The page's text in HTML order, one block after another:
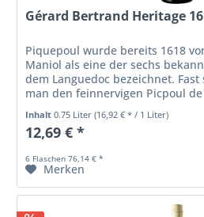
Gérard Bertrand Heritage
Piquepoul wurde bereits 1618
Maniol als eine der sechs
dem Languedoc bezeichnet.
man den feinnervigen Picpoul
um die Muscheln und Austern...
Inhalt0.75 Liter(16,92 € * / 1 Liter)
12,69 € *
6 Flaschen 76,14 € *
Merken